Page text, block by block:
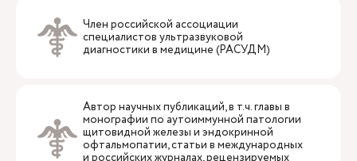
Член российской ассоциации
специалистов ультразвуковой
диагностики в медицине (РАСУДМ)
Автор научных публикаций, в т.ч. главы в
монографии по аутоиммунной патологии
щитовидной железы и эндокринной
офтальмопатии, статьи в международных
и российских журналах, рецензируемых